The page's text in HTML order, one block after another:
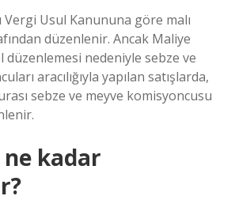
Vergi Usul Kanununa göre malı
düzenlenir. Ancak Maliye
düzenlemesi nedeniyle sebze ve
aracılığıyla yapılan satışlarda,
sebze ve meyve komisyoncusu
ne kadar